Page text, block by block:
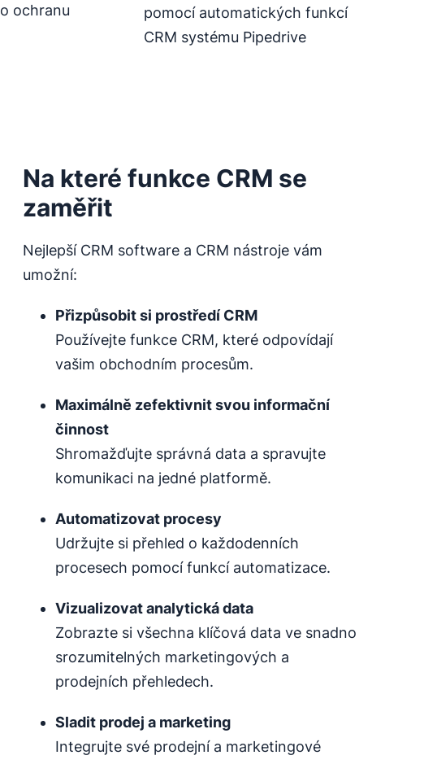
ochranu
pomocí automatických funkcí
CRM systému Pipedrive
Na které funkce CRM se
zaměřit
Nejlepší CRM software a CRM nástroje vám
umožní:
Přizpůsobit si prostředí CRM
Používejte funkce CRM, které odpovídají
vašim obchodním procesům.
Maximálně zefektivnit svou informační
činnost
Shromažďujte správná data a spravujte
komunikaci na jedné platformě.
Automatizovat procesy
Udržujte si přehled o každodenních
procesech pomocí funkcí automatizace.
Vizualizovat analytická data
Zobrazte si všechna klíčová data ve snadno
srozumitelných marketingových a
prodejních přehledech.
Sladit prodej a marketing
Integrujte své prodejní a marketingové